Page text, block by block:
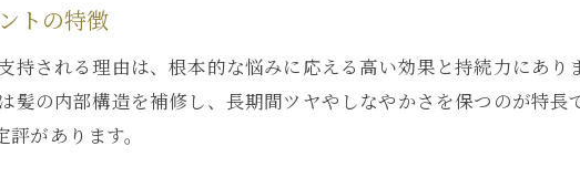
見るULTOWAトリートメントの持続期間
トメントの違いを徹底比較
リートメントと他メニューの髪質改善比較
トメントとの違いを分かりやすく解説
トの特徴
される理由は、根本的な悩みに応える高い効果と持続力にあり
髪の内部構造を補修し、長期間ツヤやしなやかさを保つのが特長
があります。